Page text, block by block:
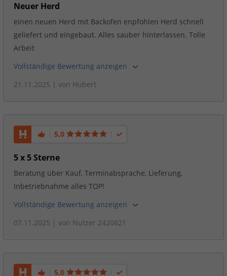
Neuer Herd
einen neuen Herd mit Backofen enpfohlen Herd schnell
geliefert und eingebaut. Alles sauber hinterlassen. Tolle
Arbeit
Vollständige Bewertung anzeigen
21.11.2025 | von Hubert
5,0
5 x 5 Sterne
Beratung über Kauf, Terminabsprache, Lieferung,
Inbetriebnahme alles TOP!
Vollständige Bewertung anzeigen
07.11.2025 | von Nutzer 2420821
5,0